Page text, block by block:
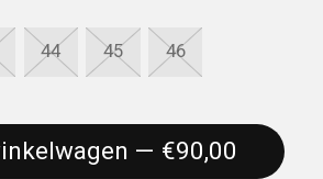
44 45 46
Toevoegen aan winkelwagen — €90,00